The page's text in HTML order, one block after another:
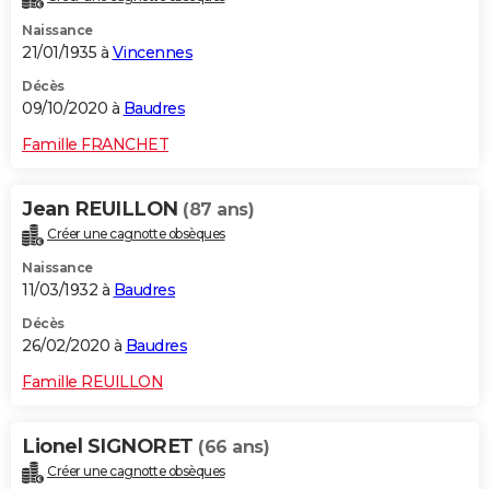
Naissance
21/01/1935 à Vincennes
Décès
09/10/2020 à Baudres
Famille FRANCHET
Jean REUILLON (87 ans)
Créer une cagnotte obsèques
Naissance
11/03/1932 à Baudres
Décès
26/02/2020 à Baudres
Famille REUILLON
Lionel SIGNORET (66 ans)
Créer une cagnotte obsèques